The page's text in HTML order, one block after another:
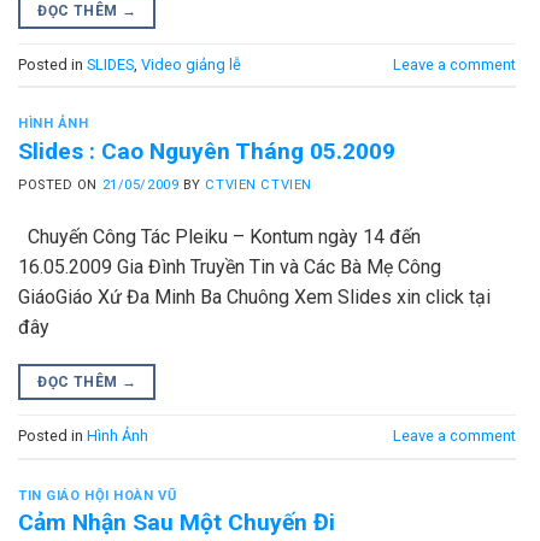
ĐỌC THÊM →
Posted in SLIDES Video giảng lễ Leave a comment
HÌNH ẢNH
Slides : Cao Nguyên Tháng 05.2009
POSTED ON 21/05/2009 BY CTVIEN CTVIEN
Chuyến Công Tác Pleiku – Kontum ngày 14 đến
16.05.2009 Gia Đình Truyền Tin và Các Bà Mẹ Công
GiáoGiáo Xứ Đa Minh Ba Chuông Xem Slides xin click tại
đây
ĐỌC THÊM →
Posted in Hình Ảnh Leave a comment
TIN GIÁO HỘI HOÀN VŨ
Cảm Nhận Sau Một Chuyến Đi